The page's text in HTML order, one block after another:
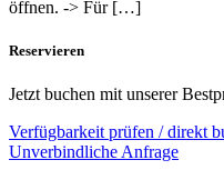
öffnen. -> Für […]
Reservieren
Jetzt buchen mit unserer
Verfügbarkeit prüfen / direkt
Unverbindliche Anfrage